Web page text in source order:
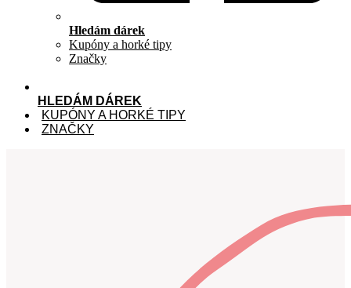
Hledám dárek
Kupóny a horké tipy
Značky
HLEDÁM DÁREK
KUPÓNY A HORKÉ TIPY
ZNAČKY